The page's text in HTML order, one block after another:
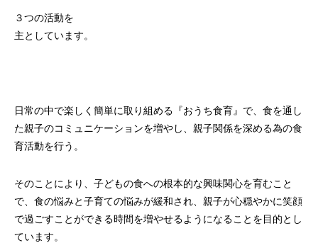
３つの活動を
主としています。
日常の中で楽しく簡単に取り組める『おうち食育』で、食を通し
た親子のコミュニケーションを増やし、親子関係を深める為の食
育活動を行う。
そのことにより、子どもの食への根本的な興味関心を育むこと
で、食の悩みと子育ての悩みが緩和され、親子が心穏やかに笑顔
で過ごすことができる時間を増やせるようになることを目的とし
ています。